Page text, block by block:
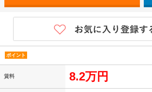
ポイント
賃料 8.2万円